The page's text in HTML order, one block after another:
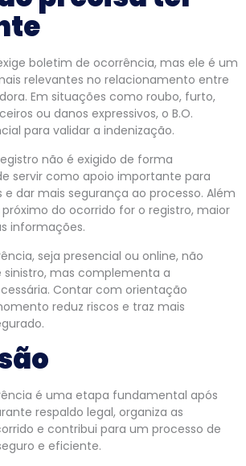
boletim de ocorrência, mas ele é um
relevantes no relacionamento entre
Em situações como roubo, furto,
ou danos expressivos, o B.O.
para validar a indenização.
não é exigido de forma
servir como apoio importante para
dar mais segurança ao processo. Além
do ocorrido for o registro, maior
informações.
seja presencial ou online, não
sinistro, mas complementa a
Contar com orientação
reduz riscos e traz mais
é uma etapa fundamental após
respaldo legal, organiza as
e contribui para um processo de
e eficiente.